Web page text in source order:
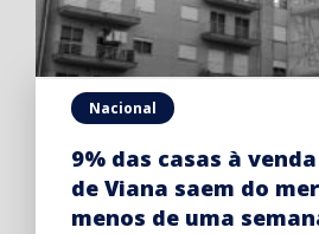
Nacional
9% das casas à
de Viana saem do
menos de uma